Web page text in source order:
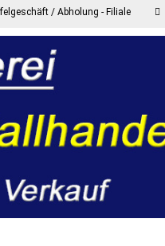
/ Abholung - Filiale
Passwort